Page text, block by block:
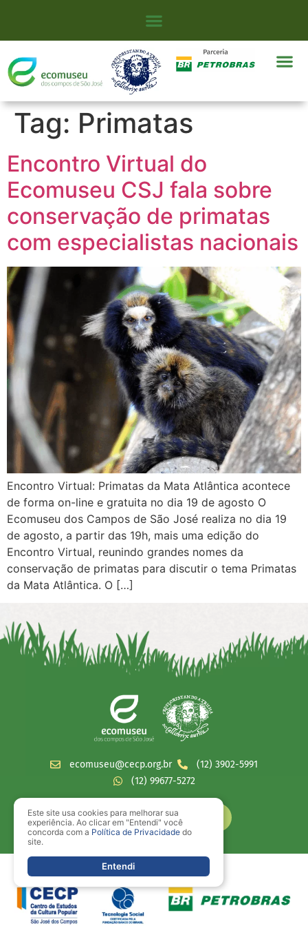
Tag: Primatas
Encontro Virtual do
Ecomuseu CSJ fala sobre
conservação de primatas
com especialistas nacionais
Encontro Virtual: Primatas da Mata Atlântica acontece
de forma on-line e gratuita no dia 19 de agosto O
Ecomuseu dos Campos de São José realiza no dia 19
de agosto, a partir das 19h, mais uma edição do
Encontro Virtual, reunindo grandes nomes da
conservação de primatas para discutir o tema Primatas
da Mata Atlântica. O […]
ecomuseu@cecp.org.br
(12) 3902-5991
(12) 99677-5272
Este site usa cookies para melhorar sua
experiência. Ao clicar em "Entendi" você
concorda com a Política de Privacidade do
site.
Entendi